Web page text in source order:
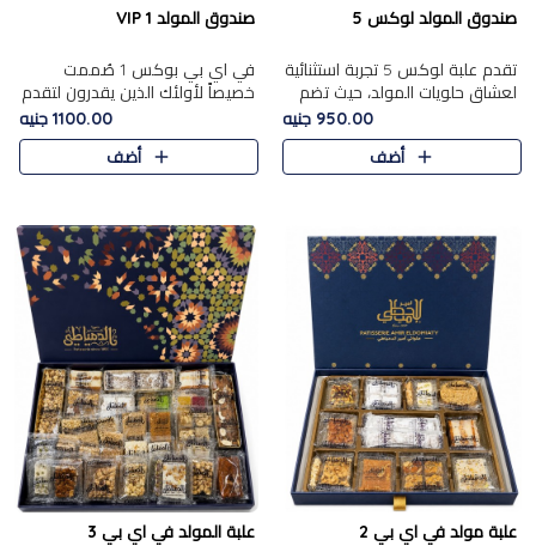
صندوق المولد لوكس 5
تقدم علبة لوكس 5 تجربة استثنائية
لعشاق حلويات المولد، حيث تضم
42 قطعة من تشكيلة فاخرة تجمع
بين أشهر الأصناف التقليدية وأصناف
مميزة مختارة بع..
950.00 جنيه
أضف
صندوق المولد VIP 1
في اي بي بوكس 1 صُممت
خصيصاً لأولئك الذين يقدرون لتقدم
تجربة استثنائية بوكس تجمع بين
أفخر حلويات المولد المصري مع
تشكيلة مختارة من الأصناف ..
1100.00 جنيه
أضف
علبة مولد في اي بي 2 علبة المولد في اي بي 3